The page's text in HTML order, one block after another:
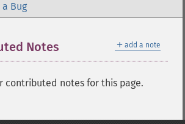
Bug
＋ add a note
Notes
contributed notes for this page.